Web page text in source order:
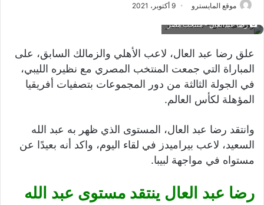
موقع المايسترو 9 أكتوبر، 2021
رضا عبدالعال - منتخب مصر
علق رضا عبد العال، لاعب الأهلي والزمالك السابق، على
المباراة التي جمعت المنتخب المصري مع نظيره الليبي،
في الجولة الثالثة من دور المجموعات بتصفيات أفريقيا
المؤهلة لكأس العالم.
وانتقد رضا عبد العال، المستوى الذي ظهر به عبد الله
السعيد، لاعب بيراميدز في لقاء اليوم، واكد أنه بعيدًا عن
مستواه في مواجهة لبيبا.
رضا عبد العال ينتقد مستوى عبد الله